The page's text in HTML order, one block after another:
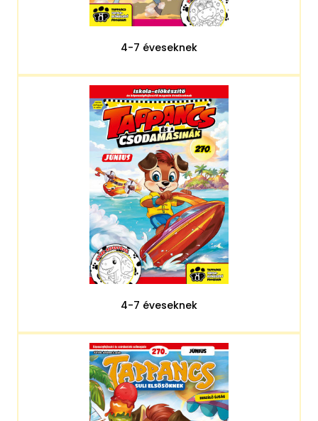
4-7 éveseknek
4-7 éveseknek